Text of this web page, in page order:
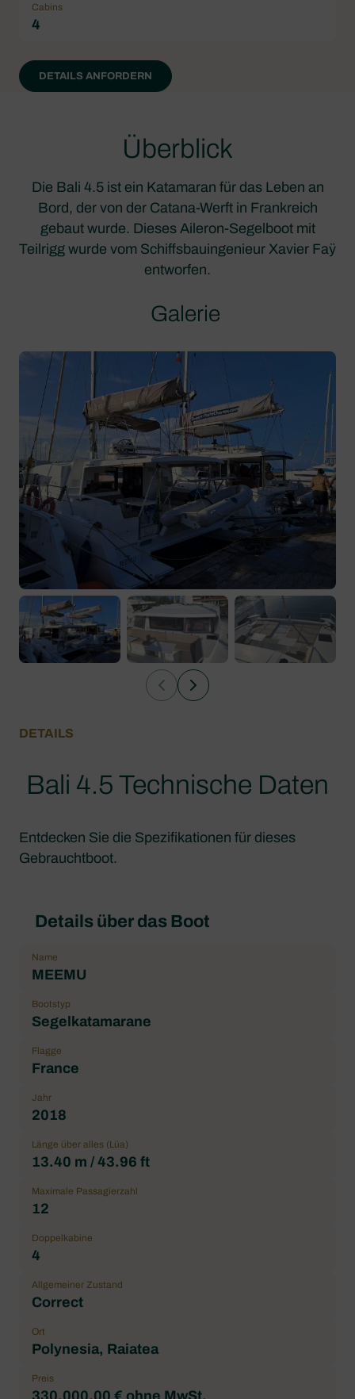
Cabins
4
DETAILS ANFORDERN
Überblick
Die Bali 4.5 ist ein Katamaran für das Leben an
Bord, der von der Catana-Werft in Frankreich
gebaut wurde. Dieses Aileron-Segelboot mit
Teilrigg wurde vom Schiffsbauingenieur Xavier Faÿ
entworfen.
Galerie
DETAILS
Bali 4.5 Technische Daten
Entdecken Sie die Spezifikationen für dieses
Gebrauchtboot.
Details über das Boot
Name
MEEMU
Bootstyp
Segelkatamarane
Flagge
France
Jahr
2018
Länge über alles (Lüa)
13.40 m / 43.96 ft
Maximale Passagierzahl
12
Doppelkabine
4
Allgemeiner Zustand
Correct
Ort
Polynesia, Raiatea
Preis